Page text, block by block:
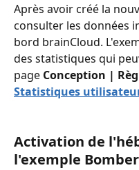
Après avoir créé la
consulter les données
bord brainCloud.
des statistiques qui
page Conception |
Statistiques
Activation de
l'exemple